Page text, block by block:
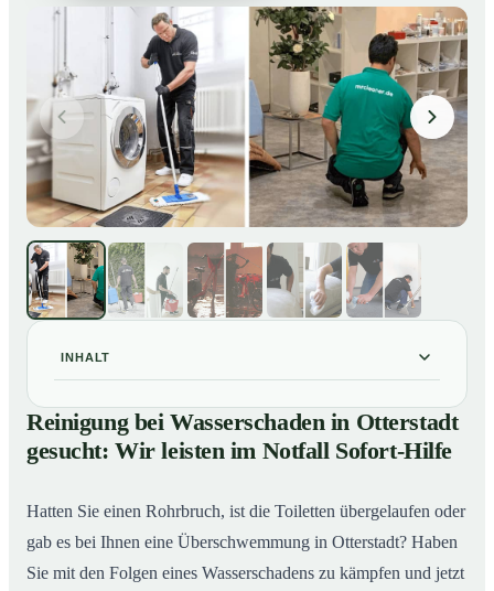
INHALT
01Reinigung bei Wasserschaden in Otterstadt gesucht:
Wir leisten im Notfall Sofort-Hilfe
Reinigung bei Wasserschaden in Otterstadt
gesucht: Wir leisten im Notfall Sofort-Hilfe
Hatten Sie einen Rohrbruch, ist die Toiletten übergelaufen oder
gab es bei Ihnen eine Überschwemmung in Otterstadt? Haben
Sie mit den Folgen eines Wasserschadens zu kämpfen und jetzt